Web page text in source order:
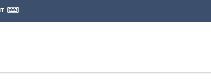
Kontaktformular